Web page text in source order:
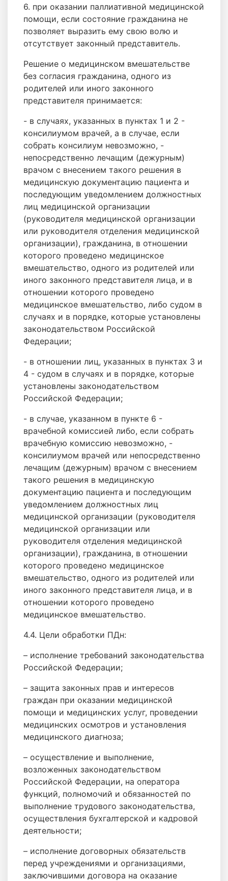
6. при оказании паллиативной медицинской
помощи, если состояние гражданина не
позволяет выразить ему свою волю и
отсутствует законный представитель.
Решение о медицинском вмешательстве
без согласия гражданина, одного из
родителей или иного законного
представителя принимается:
- в случаях, указанных в пунктах 1 и 2 -
консилиумом врачей, а в случае, если
собрать консилиум невозможно, -
непосредственно лечащим (дежурным)
врачом с внесением такого решения в
медицинскую документацию пациента и
последующим уведомлением должностных
лиц медицинской организации
(руководителя медицинской организации
или руководителя отделения медицинской
организации), гражданина, в отношении
которого проведено медицинское
вмешательство, одного из родителей или
иного законного представителя лица, и в
отношении которого проведено
медицинское вмешательство, либо судом в
случаях и в порядке, которые установлены
законодательством Российской
Федерации;
- в отношении лиц, указанных в пунктах 3 и
4 - судом в случаях и в порядке, которые
установлены законодательством
Российской Федерации;
- в случае, указанном в пункте 6 -
врачебной комиссией либо, если собрать
врачебную комиссию невозможно, -
консилиумом врачей или непосредственно
лечащим (дежурным) врачом с внесением
такого решения в медицинскую
документацию пациента и последующим
уведомлением должностных лиц
медицинской организации (руководителя
медицинской организации или
руководителя отделения медицинской
организации), гражданина, в отношении
которого проведено медицинское
вмешательство, одного из родителей или
иного законного представителя лица, и в
отношении которого проведено
медицинское вмешательство.
4.4. Цели обработки ПДн:
– исполнение требований законодательства
Российской Федерации;
– защита законных прав и интересов
граждан при оказании медицинской
помощи и медицинских услуг, проведении
медицинских осмотров и установления
медицинского диагноза;
– осуществление и выполнение,
возложенных законодательством
Российской Федерации, на оператора
функций, полномочий и обязанностей по
выполнение трудового законодательства,
осуществления бухгалтерской и кадровой
деятельности;
– исполнение договорных обязательств
перед учреждениями и организациями,
заключившими договора на оказание